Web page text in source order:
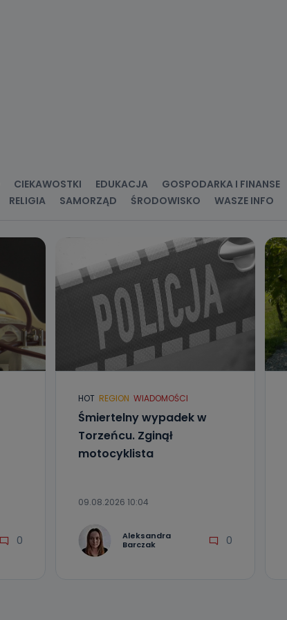
CIEKAWOSTKI EDUKACJA GOSPODARKA I FINANSE
RELIGIA SAMORZĄD ŚRODOWISKO WASZE INFO
0
HOT REGION WIADOMOŚCI
Śmiertelny wypadek w
Torzeńcu. Zginął
motocyklista
09.08.2026 10:04
Aleksandra
Barczak
0